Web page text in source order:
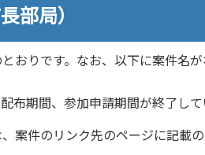
部局）
おりです。なお、以下に案件名
布期間、参加申請期間が終了し
案件のリンク先のページに記載の